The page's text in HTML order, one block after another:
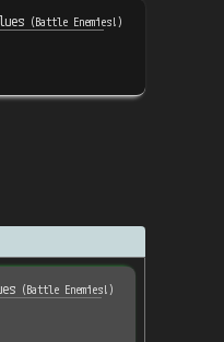
(Battle Enemies!)
(Battle Enemies!)